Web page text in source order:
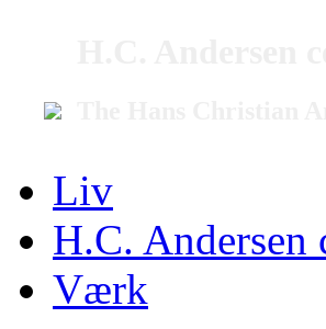
Liv
H.C. Andersen
Værk